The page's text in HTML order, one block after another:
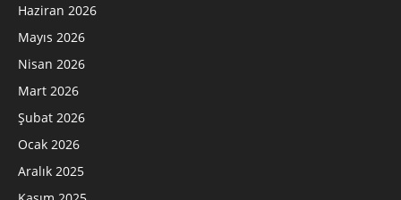
Haziran 2026
Mayıs 2026
Nisan 2026
Mart 2026
Şubat 2026
Ocak 2026
Aralık 2025